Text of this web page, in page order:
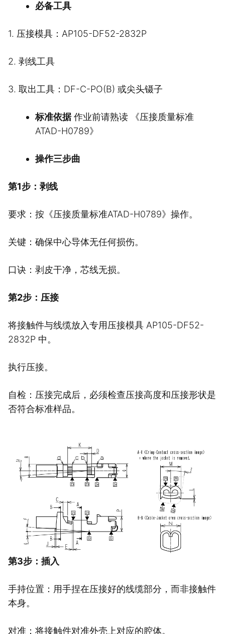
必备工具
1. 压接模具：AP105-DF52-2832P
2. 剥线工具
3. 取出工具：DF-C-PO(B) 或尖头镊子
标准依据作业前请熟读 《压接质量标准
ATAD-H0789》
操作三步曲
第1步：剥线
要求：按《压接质量标准ATAD-H0789》操作。
关键：确保中心导体无任何损伤。
口诀：剥皮干净，芯线无损。
第2步：压接
将接触件与线缆放入专用压接模具 AP105-DF52-
2832P 中。
执行压接。
自检：压接完成后，必须检查压接高度和压接形状是
否符合标准样品。
第3步：插入
手持位置：用手捏在压接好的线缆部分，而非接触件
本身。
对准：将接触件对准外壳上对应的腔体。